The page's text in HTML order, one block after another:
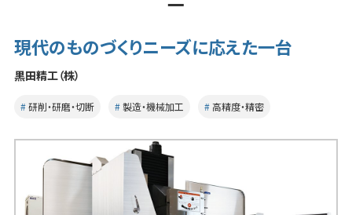
現代のものづくりニーズに応えた一台
黒田精工（株）
研削・研磨・切断 製造・機械加工 高精度・精密